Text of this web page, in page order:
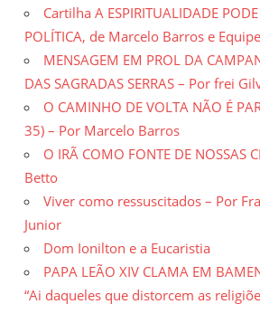
Cartilha A ESPIRITUALIDADE
POLÍTICA, de Marcelo Barros e
MENSAGEM EM PROL DA
DAS SAGRADAS SERRAS – Por frei
O CAMINHO DE VOLTA NÃO É
35) – Por Marcelo Barros
O IRÃ COMO FONTE DE NOSSAS
Betto
Viver como ressuscitados – Por
Junior
Dom Ionilton e a Eucaristia
PAPA LEÃO XIV CLAMA EM
“Ai daqueles que distorcem as